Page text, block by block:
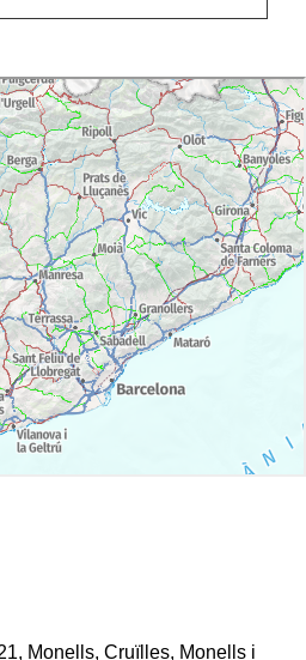
Monells, Cruïlles, Monells i